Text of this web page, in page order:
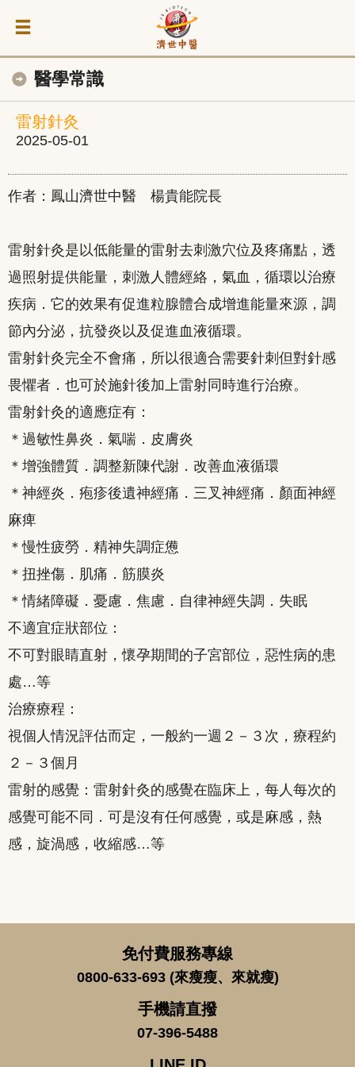
醫學常識
雷射針灸
2025-05-01
作者：鳳山濟世中醫 楊貴能院長
雷射針灸是以低能量的雷射去刺激穴位及疼痛點，透
過照射提供能量，刺激人體經絡，氣血，循環以治療
疾病．它的效果有促進粒腺體合成增進能量來源，調
節內分泌，抗發炎以及促進血液循環。
雷射針灸完全不會痛，所以很適合需要針刺但對針感
畏懼者．也可於施針後加上雷射同時進行治療。
雷射針灸的適應症有：
＊過敏性鼻炎．氣喘．皮膚炎
＊增強體質．調整新陳代謝．改善血液循環
＊神經炎．疱疹後遺神經痛．三叉神經痛．顏面神經
麻痺
＊慢性疲勞．精神失調症憊
＊扭挫傷．肌痛．筋膜炎
＊情緒障礙．憂慮．焦慮．自律神經失調．失眠
不適宜症狀部位：
不可對眼睛直射，懷孕期間的子宮部位，惡性病的患
處…等
治療療程：
視個人情況評估而定，一般約一週２－３次，療程約
２－３個月
雷射的感覺：雷射針灸的感覺在臨床上，每人每次的
感覺可能不同．可是沒有任何感覺，或是麻感，熱
感，旋渦感，收縮感…等
免付費服務專線
0800-633-693 (來瘦瘦、來就瘦)
手機請直撥
07-396-5488